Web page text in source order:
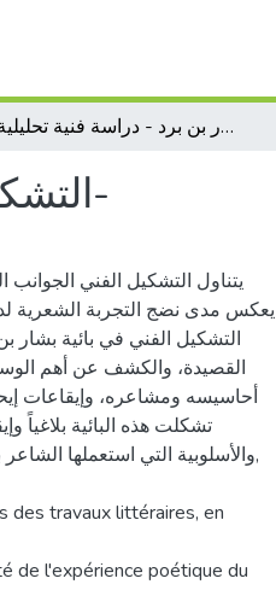
التشكيل الفني في بائية بشار بن برد - دراسة فنية تحليلية-
التشكيل الفني في بائية بشار بن برد - دراسة فنية تحليلية-
يتناول التشكيل الفني الجوانب
يعكس مدى نضج التجربة الشعرية
التشكيل الفني في بائية بشار
القصيدة، والكشف عن أهم
أحاسيسه ومشاعره، وإيقاعات
تشكلت هذه البائية بلاغياً
والأسلوبية التي استعملها
des travaux littéraires, en
de l'expérience poétique du